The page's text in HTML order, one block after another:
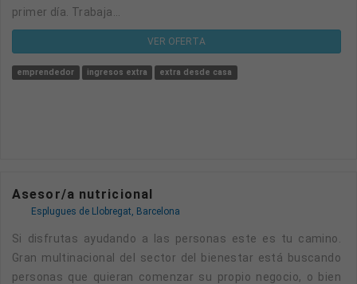
primer día. Trabaja...
VER OFERTA
emprendedor ingresos extra extra desde casa
Asesor/a nutricional
Esplugues de Llobregat, Barcelona
Si disfrutas ayudando a las personas este es tu camino.
Gran multinacional del sector del bienestar está buscando
personas que quieran comenzar su propio negocio, o bien